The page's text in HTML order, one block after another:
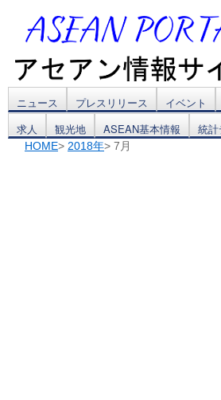
コ
ン
ニュース プレスリリース イベント
求人
観光地 ASEAN基本情報 統計
HOME> 2018年> 7月